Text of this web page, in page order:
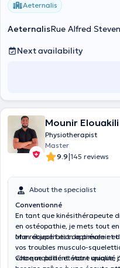
Aeternalis
AeternalisRue Alfred
Next availability
Mounir Elouakili
Physiotherapist
Master
9.9|145 reviews
About the specialist
Conventionné
En tant que kinésithérapeute
en ostéopathie, je mets tout
une récupération optimale et
Mon objectif est de prévenir
vos troubles musculo-
votre mobilité et votre qualité
Chaque patient étant unique,